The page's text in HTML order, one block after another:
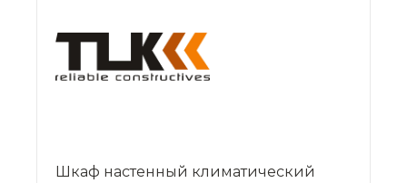
Шкаф настенный климатический